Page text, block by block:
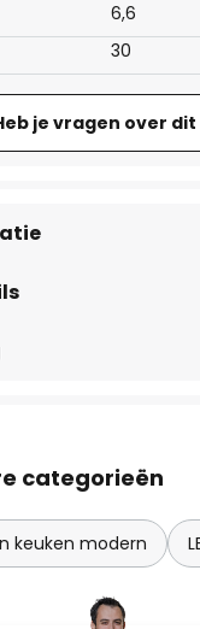
30
6,6
je vragen over
categorieën
keuken modern